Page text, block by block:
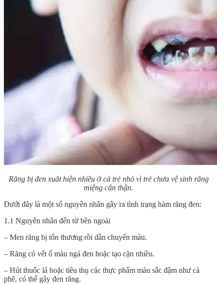
Răng bị đen xuất hiện nhiều ở cả trẻ nhỏ vì trẻ chưa vệ sinh răng
miệng cẩn thận.
Dưới đây là một số nguyên nhân gây ra tình trạng hàm răng đen:
1.1 Nguyên nhân đến từ bên ngoài
– Men răng bị tổn thương rồi dần chuyển màu.
– Răng có vết ố màu ngả đen hoặc tạo cặn nhiều.
– Hút thuốc lá hoặc tiêu thụ các thực phẩm màu sắc đậm như cà
phê, có thể gây đen răng.